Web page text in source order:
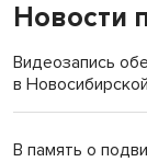
«Мы живём на
терроризируют
Инвалид
Новости
Видеозапись
в
В память о